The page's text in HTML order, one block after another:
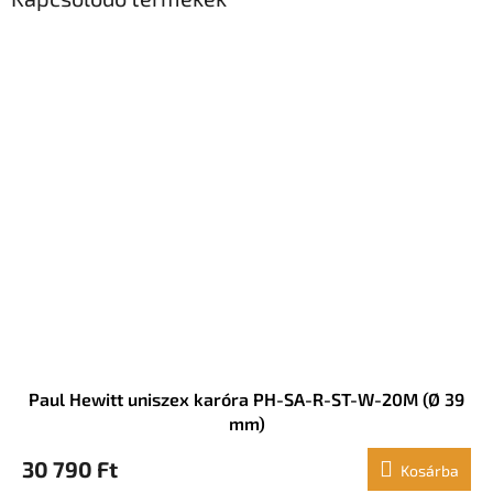
Paul Hewitt uniszex karóra PH-SA-R-ST-W-20M (Ø 39
mm)
30 790 Ft Kosárba